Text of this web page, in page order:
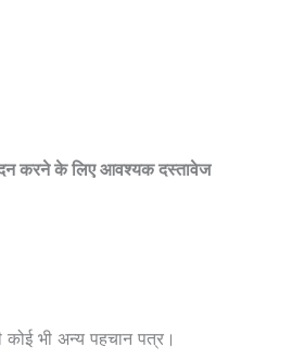
करने के लिए आवश्यक दस्तावेज
कोई भी अन्य पहचान पत्र।